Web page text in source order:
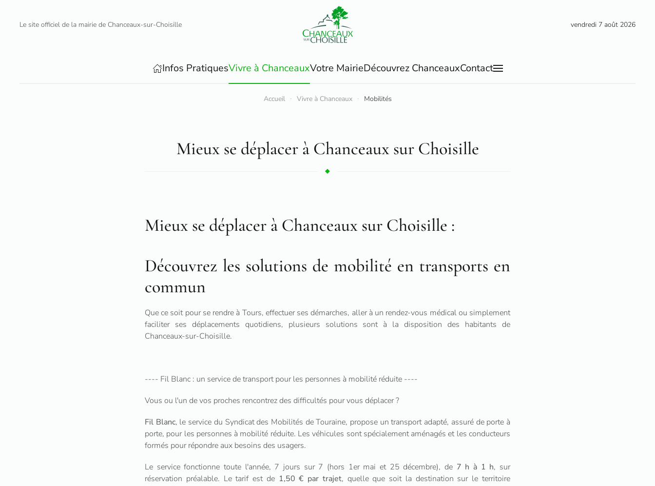
Accéder au contenu principal
Le site officiel de la mairie de Chanceaux-sur-Choisille vendredi 7 août 2026
Infos PratiquesVivre à ChanceauxVotre MairieDécouvrez ChanceauxContact
Accueil Vivre à Chanceaux Mobilités
Mieux se déplacer à Chanceaux sur Choisille
Mieux se déplacer à Chanceaux sur Choisille :
Découvrez les solutions de mobilité en transports en
commun
Que ce soit pour se rendre à Tours, effectuer ses démarches, aller à un rendez-vous médical ou simplement
faciliter ses déplacements quotidiens, plusieurs solutions sont à la disposition des habitants de
Chanceaux-sur-Choisille.
---- Fil Blanc : un service de transport pour les personnes à mobilité réduite ----
Vous ou l'un de vos proches rencontrez des difficultés pour vous déplacer ?
Fil Blanc, le service du Syndicat des Mobilités de Touraine, propose un transport adapté, assuré de porte à
porte, pour les personnes à mobilité réduite. Les véhicules sont spécialement aménagés et les conducteurs
formés pour répondre aux besoins des usagers.
Le service fonctionne toute l'année, 7 jours sur 7 (hors 1er mai et 25 décembre), de 7 h à 1 h, sur
réservation préalable. Le tarif est de 1,50 € par trajet, quelle que soit la destination sur le territoire